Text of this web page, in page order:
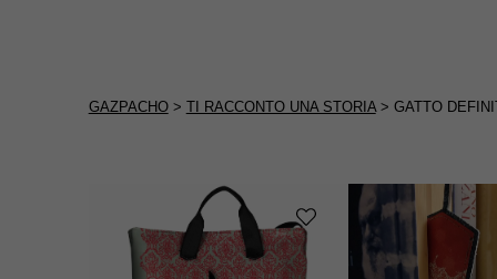
GAZPACHO> TI RACCONTO UNA STORIA> GATTO